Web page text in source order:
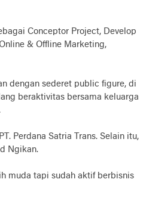
Conceptor Project, Develop
& Offline Marketing,
dengan sederet public figure, di
beraktivitas bersama keluarga
Perdana Satria Trans. Selain itu,
Ngikan.
muda tapi sudah aktif berbisnis